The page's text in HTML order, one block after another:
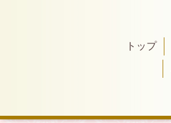
トップ